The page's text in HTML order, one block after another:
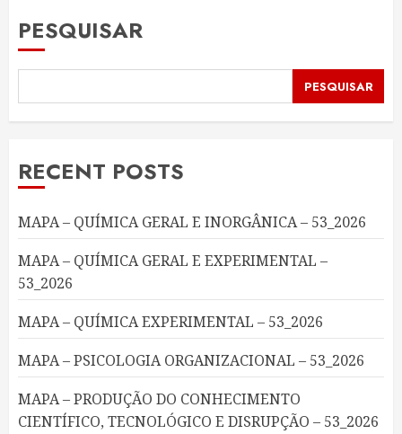
posts
PESQUISAR
PESQUISAR
RECENT POSTS
MAPA – QUÍMICA GERAL E INORGÂNICA – 53_2026
MAPA – QUÍMICA GERAL E EXPERIMENTAL –
53_2026
MAPA – QUÍMICA EXPERIMENTAL – 53_2026
MAPA – PSICOLOGIA ORGANIZACIONAL – 53_2026
MAPA – PRODUÇÃO DO CONHECIMENTO
CIENTÍFICO, TECNOLÓGICO E DISRUPÇÃO – 53_2026